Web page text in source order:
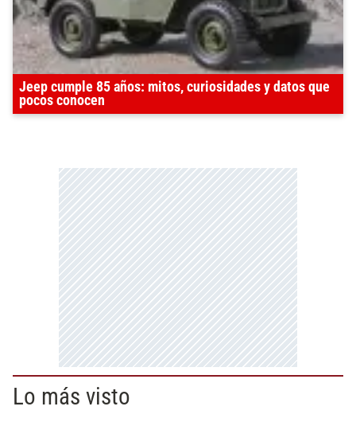
Jeep cumple 85 años: mitos, curiosidades y datos que
pocos conocen
Lo más visto